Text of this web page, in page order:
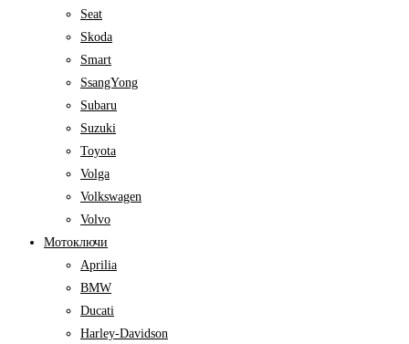
Seat
Skoda
Smart
SsangYong
Subaru
Suzuki
Toyota
Volga
Volkswagen
Volvo
Мотоключи
Aprilia
BMW
Ducati
Harley-Davidson